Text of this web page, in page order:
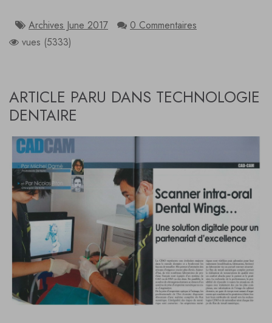
Archives June 2017
0 Commentaires
vues (5333)
ARTICLE PARU DANS TECHNOLOGIE
DENTAIRE